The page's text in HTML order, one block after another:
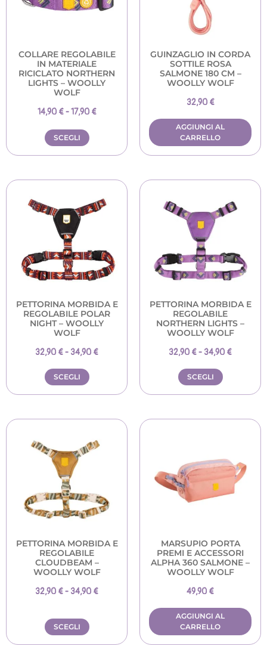
COLLARE REGOLABILE
IN MATERIALE
RICICLATO NORTHERN
LIGHTS – WOOLLY
WOLF
14,90 € - 17,90 €
SCEGLI
GUINZAGLIO IN CORDA
SOTTILE ROSA
SALMONE 180 CM –
WOOLLY WOLF
32,90 €
AGGIUNGI AL
CARRELLO
PETTORINA MORBIDA E
REGOLABILE POLAR
NIGHT – WOOLLY
WOLF
32,90 €- 34,90 €
SCEGLI
PETTORINA MORBIDA E
REGOLABILE
NORTHERN LIGHTS –
WOOLLY WOLF
32,90 €- 34,90 €
SCEGLI
PETTORINA MORBIDA E
REGOLABILE
CLOUDBEAM –
WOOLLY WOLF
32,90 €- 34,90 €
SCEGLI
MARSUPIO PORTA
PREMI E ACCESSORI
ALPHA 360 SALMONE –
WOOLLY WOLF
49,90 €
AGGIUNGI AL
CARRELLO